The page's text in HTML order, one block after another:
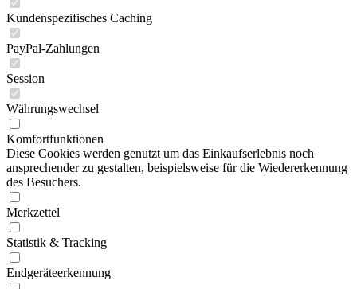
Kundenspezifisches Caching
PayPal-Zahlungen
Session
Währungswechsel
Komfortfunktionen
Diese Cookies werden genutzt um das Einkaufserlebnis noch
ansprechender zu gestalten, beispielsweise für die Wiedererkennung
des Besuchers.
Merkzettel
Statistik & Tracking
Endgeräteerkennung